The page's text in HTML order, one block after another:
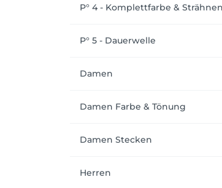
P° 4 - Komplettfarbe & Strähnen
P° 5 - Dauerwelle
Damen
Damen Farbe & Tönung
Damen Stecken
Herren